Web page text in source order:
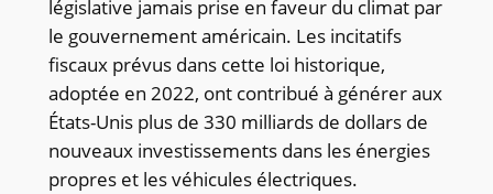
législative jamais prise en faveur du climat par
le gouvernement américain. Les incitatifs
fiscaux prévus dans cette loi historique,
adoptée en 2022, ont contribué à générer aux
États-Unis plus de 330 milliards de dollars de
nouveaux investissements dans les énergies
propres et les véhicules électriques.